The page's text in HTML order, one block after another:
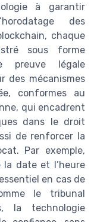
à garantir
des
chaque
sous forme
preuve légale
des mécanismes
conformes au
qui encadrent
dans le droit
de renforcer la
Par exemple,
la date et l’heure
en cas de
le tribunal
la technologie